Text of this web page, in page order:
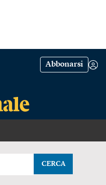
Abbonarsi
CERCA